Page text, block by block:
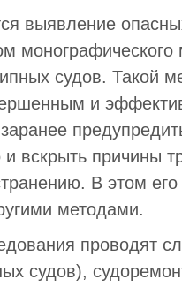
выявление
монографического
судов. Такой
и
и вскрыть причины
В этом его
методами.
проводят
судов),